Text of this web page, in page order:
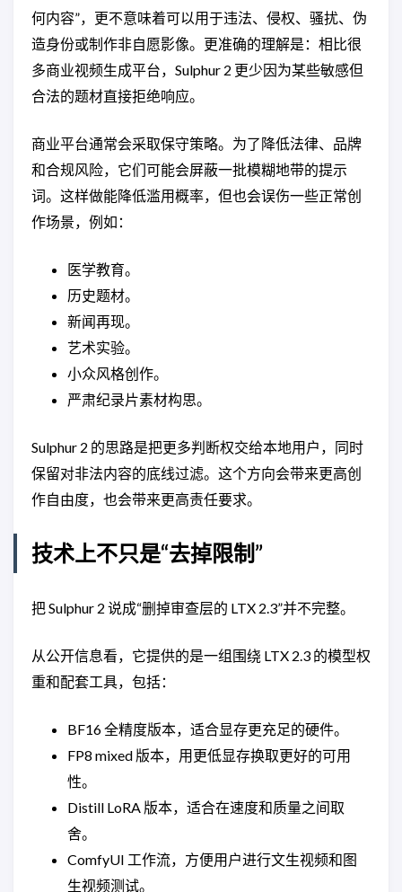
何内容”，更不意味着可以用于违法、侵权、骚扰、伪
造身份或制作非自愿影像。更准确的理解是：相比很
多商业视频生成平台，Sulphur 2 更少因为某些敏感但
合法的题材直接拒绝响应。
商业平台通常会采取保守策略。为了降低法律、品牌
和合规风险，它们可能会屏蔽一批模糊地带的提示
词。这样做能降低滥用概率，但也会误伤一些正常创
作场景，例如：
医学教育。
历史题材。
新闻再现。
艺术实验。
小众风格创作。
严肃纪录片素材构思。
Sulphur 2 的思路是把更多判断权交给本地用户，同时
保留对非法内容的底线过滤。这个方向会带来更高创
作自由度，也会带来更高责任要求。
技术上不只是“去掉限制”
把 Sulphur 2 说成“删掉审查层的 LTX 2.3”并不完整。
从公开信息看，它提供的是一组围绕 LTX 2.3 的模型权
重和配套工具，包括：
BF16 全精度版本，适合显存更充足的硬件。
FP8 mixed 版本，用更低显存换取更好的可用
性。
Distill LoRA 版本，适合在速度和质量之间取
舍。
ComfyUI 工作流，方便用户进行文生视频和图
生视频测试。